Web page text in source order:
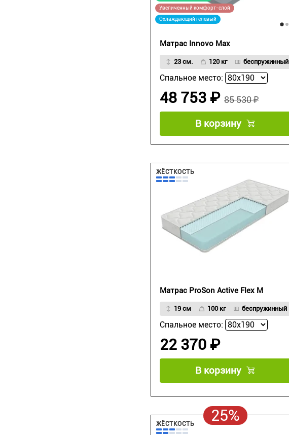
Увеличенный комфорт-слой
Охлаждающий гелевый
Матрас Innovo Max
23 см. 120 кг беспружинный
Спальное место:
85 530 ₽
48 753 ₽
В корзину
ЖЁСТКОСТЬ
Матрас ProSon Active Flex M
19 см 100 кг беспружинный
Спальное место:
22 370 ₽
В корзину
25%
ЖЁСТКОСТЬ